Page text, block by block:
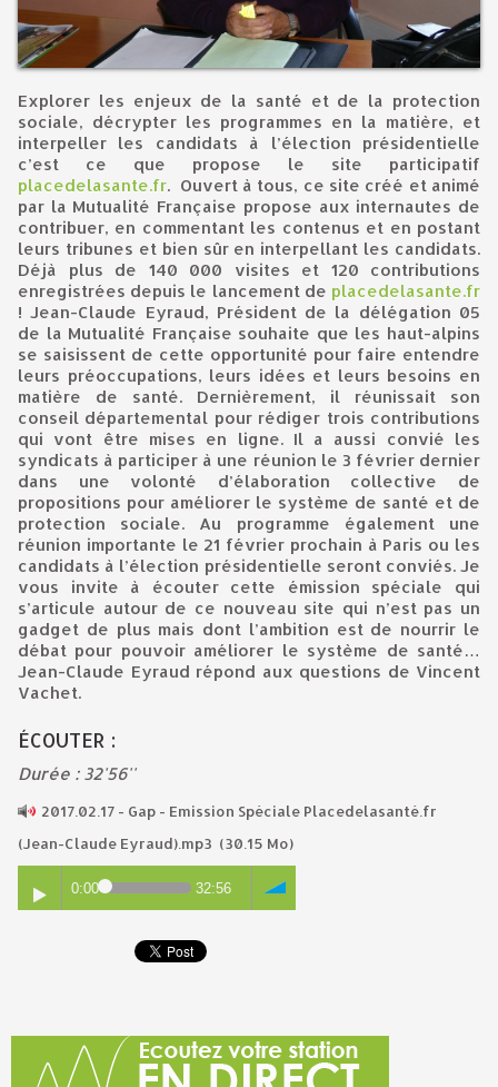
Explorer les enjeux de la santé et de la protection
sociale, décrypter les programmes en la matière, et
interpeller les candidats à l’élection présidentielle
c’est ce que propose le site participatif
placedelasante.fr. Ouvert à tous, ce site créé et animé
par la Mutualité Française propose aux internautes de
contribuer, en commentant les contenus et en postant
leurs tribunes et bien sûr en interpellant les candidats.
Déjà plus de 140 000 visites et 120 contributions
enregistrées depuis le lancement de placedelasante.fr
! Jean-Claude Eyraud, Président de la délégation 05
de la Mutualité Française souhaite que les haut-alpins
se saisissent de cette opportunité pour faire entendre
leurs préoccupations, leurs idées et leurs besoins en
matière de santé. Dernièrement, il réunissait son
conseil départemental pour rédiger trois contributions
qui vont être mises en ligne. Il a aussi convié les
syndicats à participer à une réunion le 3 février dernier
dans une volonté d’élaboration collective de
propositions pour améliorer le système de santé et de
protection sociale. Au programme également une
réunion importante le 21 février prochain à Paris ou les
candidats à l’élection présidentielle seront conviés. Je
vous invite à écouter cette émission spéciale qui
s’articule autour de ce nouveau site qui n’est pas un
gadget de plus mais dont l’ambition est de nourrir le
débat pour pouvoir améliorer le système de santé…
Jean-Claude Eyraud répond aux questions de Vincent
Vachet.
ÉCOUTER :
Durée : 32'56''
2017.02.17 - Gap - Emission Spéciale Placedelasanté.fr
(Jean-Claude Eyraud).mp3 (30.15 Mo)
0:00 32:56